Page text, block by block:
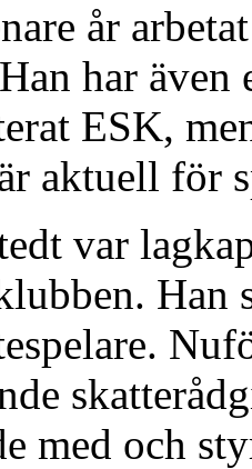
år
har
ESK,
aktuell för
var
Han
med och